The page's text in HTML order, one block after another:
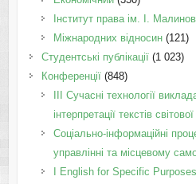
Інститут права ім. І.
Міжнародних відносин(121)
Студентські публікації(1 023)
Конференції(848)
III Сучасні технології
інтерпретації текстів
Соціально-інформаційні
управлінні та місцевому
І English for Specific Purposes